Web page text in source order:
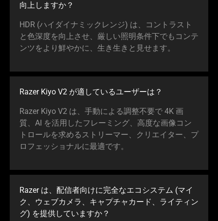
向上しま すか ？
HDR (ハイダイナミックレンジ) は、コントラスト
と色深度を向上させ、厳しい照明条件下でもコンテ
ンツをより鮮やかに、生き生きと見せます。
Razer Kiyo V2 が適しているユーザーは ？
Razer Kiyo V2 は、手動による調整不要で 4K 画
質、AI を活用したフレーミング、高度な画像コン
トロールを求めるストリーマー、クリエイター、プ
ロフェッショナルに最適です。
Razer は、配信者向けに完全なエコシステム (マイ
ク、ウェブカメラ、キャプチャカード、ライティン
グ) を提供していま すか ？